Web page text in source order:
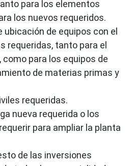
para los elementos
los nuevos requeridos.
ubicación de equipos con el
requeridas, tanto para el
para los equipos de
de materias primas y
requeridas.
nueva requerida o los
para ampliar la planta
de las inversiones